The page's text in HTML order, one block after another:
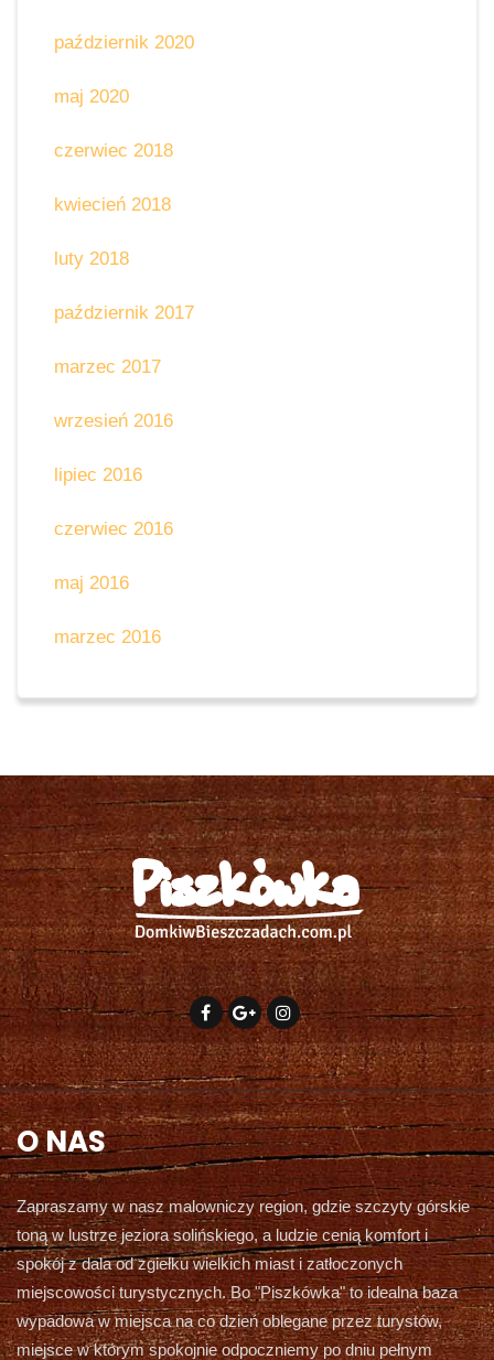
październik 2020
maj 2020
czerwiec 2018
kwiecień 2018
luty 2018
październik 2017
marzec 2017
wrzesień 2016
lipiec 2016
czerwiec 2016
maj 2016
marzec 2016
O NAS
Zapraszamy w nasz malowniczy region, gdzie szczyty górskie
toną w lustrze jeziora solińskiego, a ludzie cenią komfort i
spokój z dala od zgiełku wielkich miast i zatłoczonych
miejscowości turystycznych. Bo "Piszkówka" to idealna baza
wypadowa w miejsca na co dzień oblegane przez turystów,
miejsce w którym spokojnie odpoczniemy po dniu pełnym